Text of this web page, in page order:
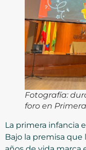
Fotografía:
foro en
La primera infancia
Bajo la premisa